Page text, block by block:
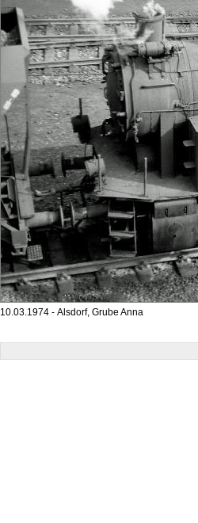
10.03.1974 - Alsdorf, Grube Anna